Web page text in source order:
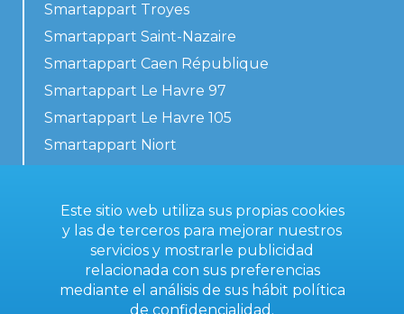
Smartappart Troyes
Smartappart Saint-Nazaire
Smartappart Caen République
Smartappart Le Havre 97
Smartappart Le Havre 105
Smartappart Niort
Contacta con nosotros
Condiciones generales
Este sitio web utiliza sus propias cookies
y las de terceros para mejorar nuestros
servicios y mostrarle publicidad
relacionada con sus preferencias
mediante el análisis de sus hábit política
de confidencialidad .